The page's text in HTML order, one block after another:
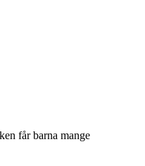
får barna mange